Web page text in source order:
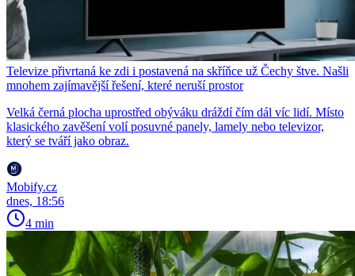
Televize přivrtaná ke zdi i postavená na skříňce už Čechy štve. Našli
mnohem zajímavější řešení, které neruší prostor
Velká černá plocha uprostřed obýváku dráždí čím dál víc lidí. Místo
klasického zavěšení volí posuvné panely, lamely nebo televizor,
který se tváří jako obraz.
Mobify.cz
dnes, 18:56
4 min